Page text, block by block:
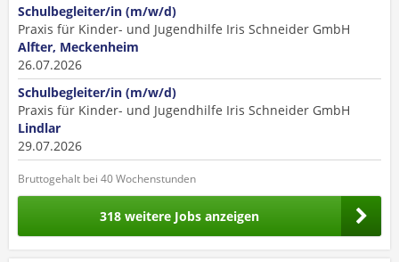
Schulbegleiter/in (m/w/d)
Praxis für Kinder- und Jugendhilfe Iris Schneider GmbH
Alfter, Meckenheim
26.07.2026
Schulbegleiter/in (m/w/d)
Praxis für Kinder- und Jugendhilfe Iris Schneider GmbH
Lindlar
29.07.2026
Bruttogehalt bei 40 Wochenstunden
318 weitere Jobs anzeigen